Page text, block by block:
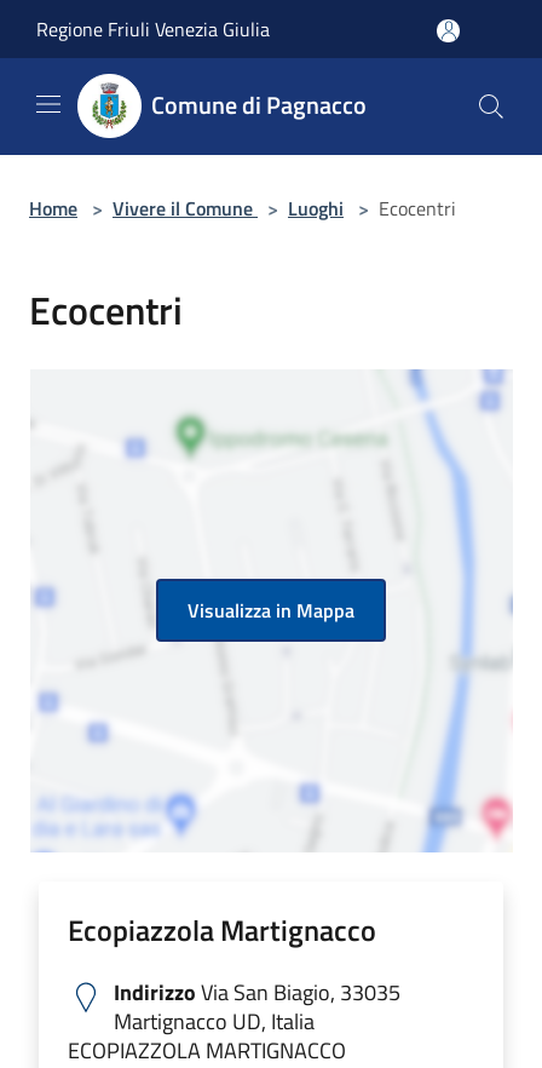
Regione Friuli Venezia Giulia
Comune di Pagnacco
Home > Vivere il Comune > Luoghi > Ecocentri
Ecocentri
Visualizza in Mappa
Ecopiazzola Martignacco
IndirizzoVia San Biagio, 33035
Martignacco UD, Italia
ECOPIAZZOLA MARTIGNACCO